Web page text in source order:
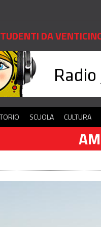
DA
SCUOLA CULTURA